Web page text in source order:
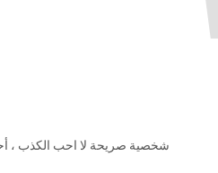
شخصية صريحة لا احب الكذب ،